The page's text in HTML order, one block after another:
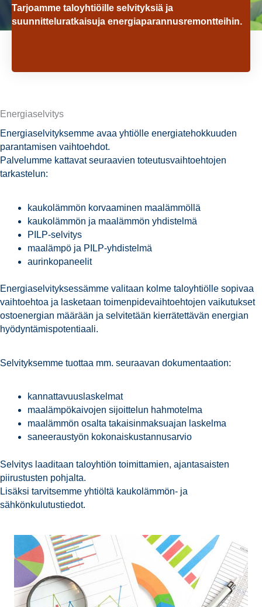
Tarjoamme taloyhtiöille selvityksiä ja
suunnitteluratkaisuja energiaparannusremontteihin.
Energiaselvitys
Energiaselvityksemme avaa yhtiölle energiatehokkuuden
parantamisen vaihtoehdot.
Palvelumme kattavat seuraavien toteutusvaihtoehtojen
tarkastelun:
kaukolämmön korvaaminen maalämmöllä
kaukolämmön ja maalämmön yhdistelmä
PILP-selvitys
maalämpö ja PILP-yhdistelmä
aurinkopaneelit
Energiaselvityksessämme valitaan kolme taloyhtiölle sopivaa
vaihtoehtoa ja lasketaan toimenpidevaihtoehtojen vaikutukset
ostoenergian määrään ja selvitetään kierrätettävän energian
hyödyntämispotentiaali.
Selvityksemme tuottaa mm. seuraavan dokumentaation:
kannattavuuslaskelmat
maalämpökaivojen sijoittelun hahmotelma
maalämmön osalta takaisinmaksuajan laskelma
saneeraustyön kokonaiskustannusarvio
Selvitys laaditaan taloyhtiön toimittamien, ajantasaisten
piirustusten pohjalta.
Lisäksi tarvitsemme yhtiöltä kaukolämmön- ja
sähkönkulutustiedot.